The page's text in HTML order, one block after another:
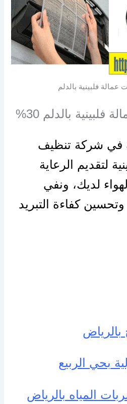
فلبينية بالدلم
بالدلم 30%
في شركة تنظيف
لتقديم الرعاية
لديك، ونفي
كفاءة التبريد
بحي الربيع
المياه بالرياض